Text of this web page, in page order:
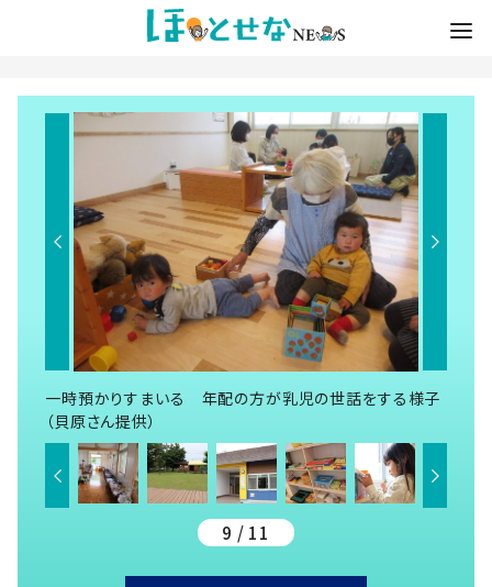
一時預かりすまいる 年配の方が乳児の世話をする様子
（貝原さん提供）
9 / 11